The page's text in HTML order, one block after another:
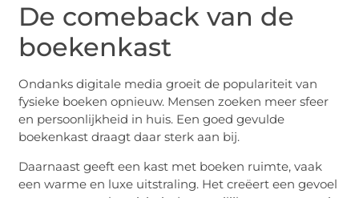
De comeback van de
boekenkast
Ondanks digitale media groeit de populariteit van
fysieke boeken opnieuw. Mensen zoeken meer sfeer
en persoonlijkheid in huis. Een goed gevulde
boekenkast draagt daar sterk aan bij.
Daarnaast geeft een kast met boeken ruimte, vaak
een warme en luxe uitstraling. Het creëert een gevoel